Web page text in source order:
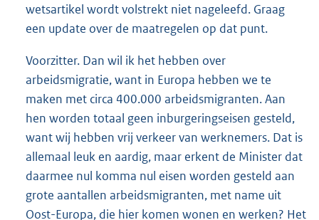
wetsartikel wordt volstrekt niet nageleefd. Graag
een update over de maatregelen op dat punt.
Voorzitter. Dan wil ik het hebben over
arbeidsmigratie, want in Europa hebben we te
maken met circa 400.000 arbeidsmigranten. Aan
hen worden totaal geen inburgeringseisen gesteld,
want wij hebben vrij verkeer van werknemers. Dat is
allemaal leuk en aardig, maar erkent de Minister dat
daarmee nul komma nul eisen worden gesteld aan
grote aantallen arbeidsmigranten, met name uit
Oost-Europa, die hier komen wonen en werken? Het